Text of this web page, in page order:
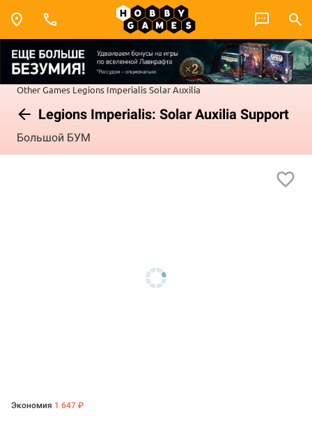
Other Games Legions ImperialisSolar Auxilia
Legions Imperialis: Solar Auxilia Support
Большой БУМ
Экономия 1 647 ₽